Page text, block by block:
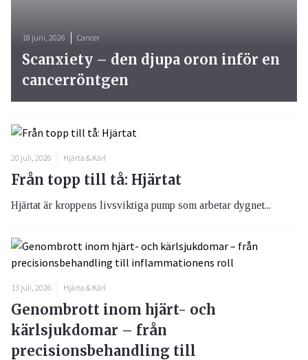
20 juli, 2026 Hjärta & Kärl
Från topp till tå: Hjärtat
Hjärtat är kroppens livsviktiga pump som arbetar dygnet...
13 juli, 2026 Hjärta & Kärl
Genombrott inom hjärt- och
kärlsjukdomar – från
precisionsbehandling till
18 juni, 2026 Cancer
Scanxiety – den djupa oron inför en
cancerröntgen